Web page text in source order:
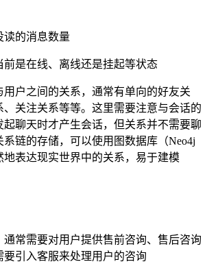
读的消息数量
前是在线、离线还是挂起等状态
用户之间的关系，通常有单向的好友关
、关注关系等等。这里需要注意与会话的
起聊天时才产生会话，但关系并不需要聊
链的存储，可以使用图数据库（Neo4j
地表达现实世界中的关系，易于建模
通常需要对用户提供售前咨询、售后咨询
引入客服来处理用户的咨询